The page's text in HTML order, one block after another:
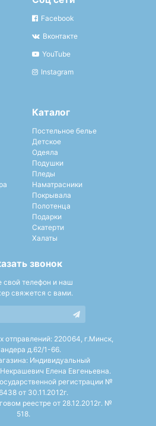
Facebook
Вконтакте
YouTube
Instagram
Каталог
Постельное белье
Детское
Одеяла
Подушки
Пледы
Наматрасники
Покрывала
Полотенца
Подарки
Скатерти
Халаты
звонок
свой телефон и наш
свяжется с вами.
отправлений: 220064, г.Минск,
д.62/1-66.
Индивидуальный
Елена Евгеньевна.
регистрации №
от 30.11.2012г.
реестре от 28.12.2012г. №
518.